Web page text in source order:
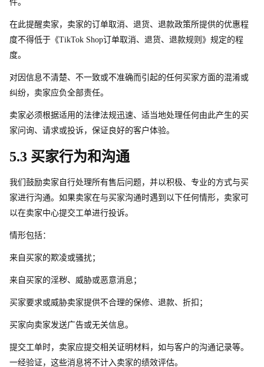
件。
在此提醒卖家，卖家的订单取消、退货、退款政策所提供的优惠程
度不得低于《TikTok Shop订单取消、退货、退款规则》规定的程
度。
对因信息不清楚、不一致或不准确而引起的任何买家方面的混淆或
纠纷，卖家应负全部责任。
卖家必须根据适用的法律法规迅速、适当地处理任何由此产生的买
家问询、请求或投诉，保证良好的客户体验。
5.3 买家行为和沟通
我们鼓励卖家自行处理所有售后问题，并以积极、专业的方式与买
家进行沟通。如果卖家在与买家沟通时遇到以下任何情形，卖家可
以在卖家中心提交工单进行投诉。
情形包括：
来自买家的欺凌或骚扰；
来自买家的淫秽、威胁或恶意消息；
买家要求或威胁卖家提供不合理的保修、退款、折扣；
买家向卖家发送广告或无关信息。
提交工单时，卖家应提交相关证明材料，如与客户的沟通记录等。
一经验证，这些消息将不计入卖家的绩效评估。